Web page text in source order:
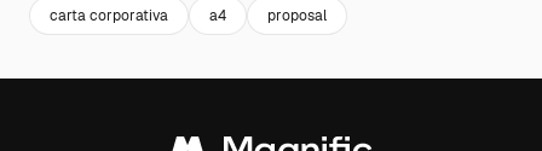
carta corporativa a4 proposal